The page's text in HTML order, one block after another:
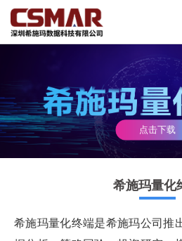
首
页
产
服
务
决
方
客
户
资
点击下载
希施玛量化
希施玛量化终端是希施玛公司推